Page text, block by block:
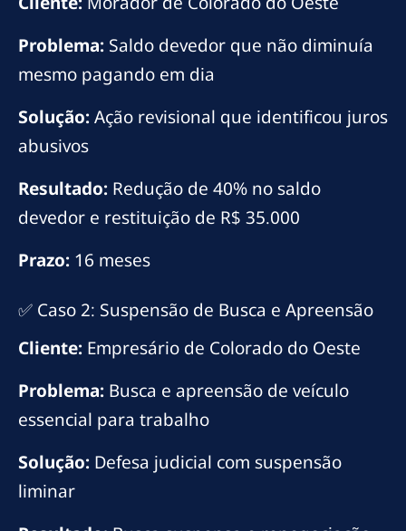
Problema: Saldo devedor que não diminuía
mesmo pagando em dia
Solução:Ação revisional que identificou juros
abusivos
Resultado: Redução de 40% no saldo
devedor e restituição de R$ 35.000
Prazo: 16 meses
✅ Caso 2: Suspensão de Busca e Apreensão
Cliente: Empresário de Colorado do Oeste
Problema: Busca e apreensão de veículo
essencial para trabalho
Solução: Defesa judicial com suspensão
liminar